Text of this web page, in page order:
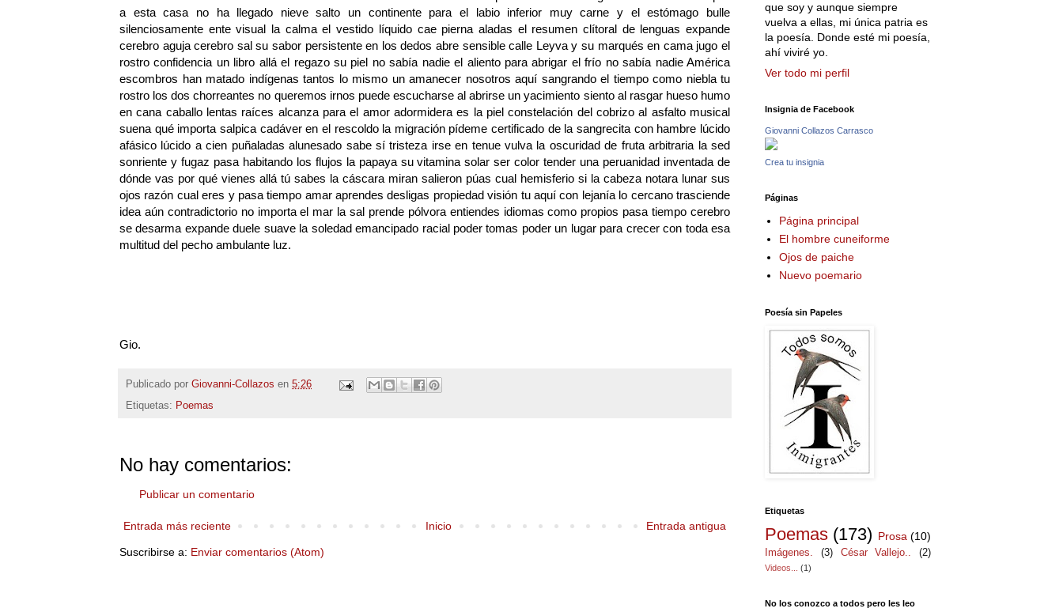
a esta casa no ha llegado nieve salto un continente para el labio inferior muy carne y el estómago bulle
silenciosamente ente visual la calma el vestido líquido cae pierna aladas el resumen clítoral de lenguas expande
cerebro aguja cerebro sal su sabor persistente en los dedos abre sensible calle Leyva y su marqués en cama jugo el
rostro confidencia un libro allá el regazo su piel no sabía nadie el aliento para abrigar el frío no sabía nadie América
escombros han matado indígenas tantos lo mismo un amanecer nosotros aquí sangrando el tiempo como niebla tu
rostro los dos chorreantes no queremos irnos puede escucharse al abrirse un yacimiento siento al rasgar hueso humo
en cana caballo lentas raíces alcanza para el amor adormidera es la piel constelación del cobrizo al asfalto musical
suena qué importa salpica cadáver en el rescoldo la migración pídeme certificado de la sangrecita con hambre lúcido
afásico lúcido a cien puñaladas alunesado sabe sí tristeza irse en tenue vulva la oscuridad de fruta arbitraria la sed
sonriente y fugaz pasa habitando los flujos la papaya su vitamina solar ser color tender una peruanidad inventada de
dónde vas por qué vienes allá tú sabes la cáscara miran salieron púas cual hemisferio si la cabeza notara lunar sus
ojos razón cual eres y pasa tiempo amar aprendes desligas propiedad visión tu aquí con lejanía lo cercano trasciende
idea aún contradictorio no importa el mar la sal prende pólvora entiendes idiomas como propios pasa tiempo cerebro
se desarma expande duele suave la soledad emancipado racial poder tomas poder un lugar para crecer con toda esa
multitud del pecho ambulante luz.
Gio.
Publicado por Giovanni-Collazos en 5:26
Etiquetas: Poemas
No hay comentarios:
Publicar un comentario
Entrada más reciente Entrada antigua
Inicio
Suscribirse a: Enviar comentarios (Atom)
que soy y aunque siempre
vuelva a ellas, mi única patria es
la poesía. Donde esté mi poesía,
ahí viviré yo.
Ver todo mi perfil
Insignia de Facebook
Giovanni Collazos Carrasco
Crea tu insignia
Páginas
Página principal
El hombre cuneiforme
Ojos de paiche
Nuevo poemario
Poesía sin Papeles
Etiquetas
Poemas (173) Prosa (10)
Imágenes. (3) César Vallejo.. (2)
Videos... (1)
No los conozco a todos pero les leo